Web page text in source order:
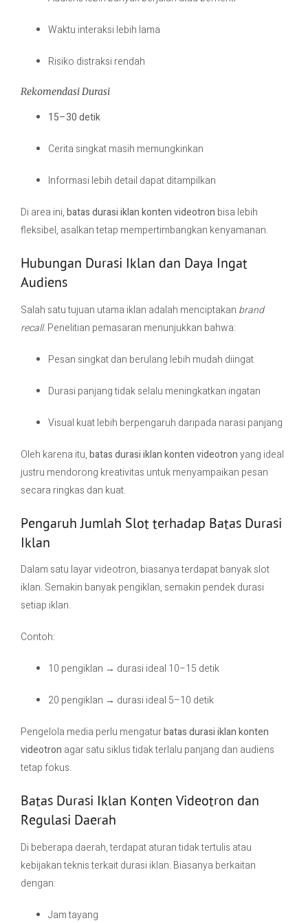
Waktu interaksi lebih lama
Risiko distraksi rendah
Rekomendasi Durasi
15–30 detik
Cerita singkat masih memungkinkan
Informasi lebih detail dapat ditampilkan
Di area ini,batas durasi iklan konten videotron bisa lebih
fleksibel, asalkan tetap mempertimbangkan kenyamanan.
Hubungan Durasi Iklan dan Daya Ingat
Audiens
Salah satu tujuan utama iklan adalah menciptakan brand
recall. Penelitian pemasaran menunjukkan bahwa:
Pesan singkat dan berulang lebih mudah diingat
Durasi panjang tidak selalu meningkatkan ingatan
Visual kuat lebih berpengaruh daripada narasi panjang
Oleh karena itu,batas durasi iklan konten videotronyang ideal
justru mendorong kreativitas untuk menyampaikan pesan
secara ringkas dan kuat.
Pengaruh Jumlah Slot terhadap Batas Durasi
Iklan
Dalam satu layar videotron, biasanya terdapat banyak slot
iklan. Semakin banyak pengiklan, semakin pendek durasi
setiap iklan.
Contoh:
10 pengiklan → durasi ideal 10–15 detik
20 pengiklan → durasi ideal 5–10 detik
Pengelola media perlu mengaturbatas durasi iklan konten
videotron agar satu siklus tidak terlalu panjang dan audiens
tetap fokus.
Batas Durasi Iklan Konten Videotron dan
Regulasi Daerah
Di beberapa daerah, terdapat aturan tidak tertulis atau
kebijakan teknis terkait durasi iklan. Biasanya berkaitan
dengan:
Jam tayang